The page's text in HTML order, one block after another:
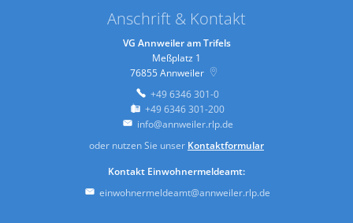
Anschrift & Kontakt
VG Annweiler am Trifels
Meßplatz 1
76855Annweiler
+49 6346 301-0
+49 6346 301-200
info@annweiler.rlp.de
oder nutzen Sie unser Kontaktformular
Kontakt Einwohnermeldeamt:
einwohnermeldeamt@annweiler.rlp.de